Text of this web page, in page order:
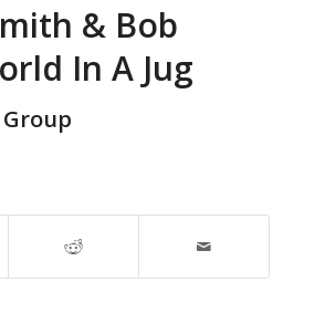
& Bob
In A Jug